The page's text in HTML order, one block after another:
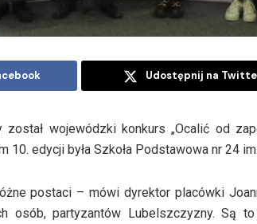
Udostępnij na
wojewódzki konkurs „Ocalić od
10. edycji była Szkoła Podstawowa nr 24
postaci – mówi dyrektor placówki
osób, partyzantów Lubelszczyzny. Są